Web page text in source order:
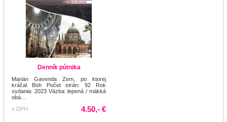
Denník pútnika
Marián Gavenda Zem, po ktorej
kráčal Boh Počet strán: 92 Rok
vydania: 2023 Väzba: lepená / mäkká
obá...
s DPH
4.50,- €